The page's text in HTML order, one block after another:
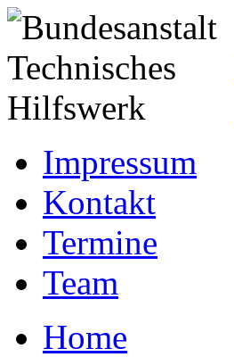
Impressum
Kontakt
Termine
Team
Home